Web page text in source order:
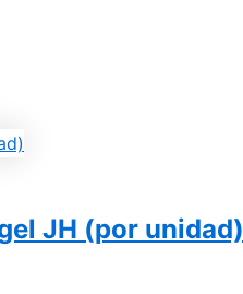
JH (por unidad)